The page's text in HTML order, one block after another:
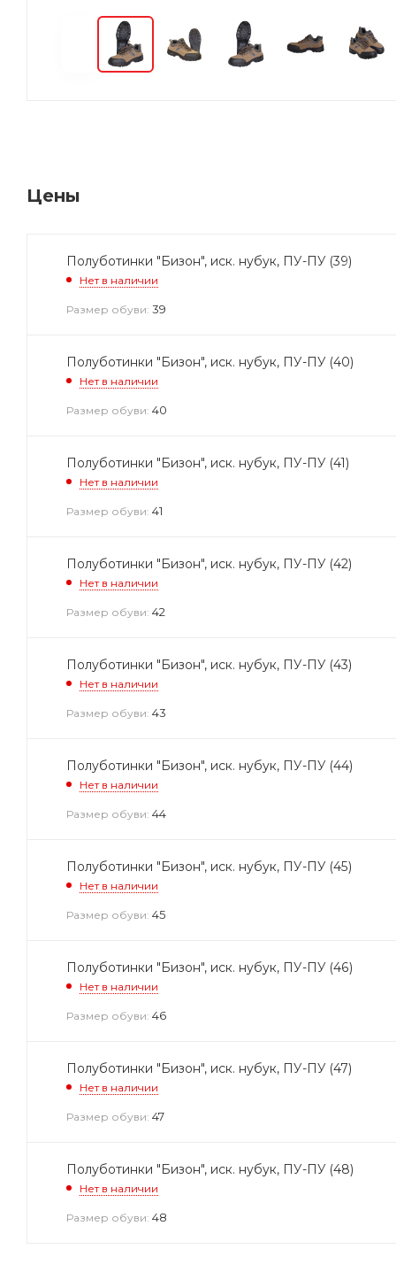
Цены
Полуботинки "Бизон", иск. нубук, ПУ-ПУ (39)
Нет в наличии
Размер обуви: 39
Полуботинки "Бизон", иск. нубук, ПУ-ПУ (40)
Нет в наличии
Размер обуви: 40
Полуботинки "Бизон", иск. нубук, ПУ-ПУ (41)
Нет в наличии
Размер обуви: 41
Полуботинки "Бизон", иск. нубук, ПУ-ПУ (42)
Нет в наличии
Размер обуви: 42
Полуботинки "Бизон", иск. нубук, ПУ-ПУ (43)
Нет в наличии
Размер обуви: 43
Полуботинки "Бизон", иск. нубук, ПУ-ПУ (44)
Нет в наличии
Размер обуви: 44
Полуботинки "Бизон", иск. нубук, ПУ-ПУ (45)
Нет в наличии
Размер обуви: 45
Полуботинки "Бизон", иск. нубук, ПУ-ПУ (46)
Нет в наличии
Размер обуви: 46
Полуботинки "Бизон", иск. нубук, ПУ-ПУ (47)
Нет в наличии
Размер обуви: 47
Полуботинки "Бизон", иск. нубук, ПУ-ПУ (48)
Нет в наличии
Размер обуви: 48